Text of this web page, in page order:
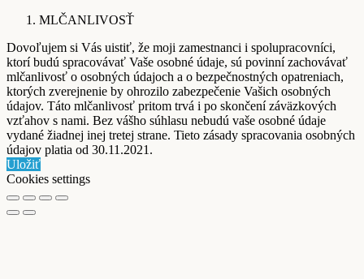
MLČANLIVOSŤ
Dovoľujem si Vás uistiť, že moji zamestnanci i spolupracovníci,
ktorí budú spracovávať Vaše osobné údaje, sú povinní zachovávať
mlčanlivosť o osobných údajoch a o bezpečnostných opatreniach,
ktorých zverejnenie by ohrozilo zabezpečenie Vašich osobných
údajov. Táto mlčanlivosť pritom trvá i po skončení záväzkových
vzťahov s nami. Bez vášho súhlasu nebudú vaše osobné údaje
vydané žiadnej inej tretej strane. Tieto zásady spracovania osobných
údajov platia od 30.11.2021.
Uložiť
Cookies settings